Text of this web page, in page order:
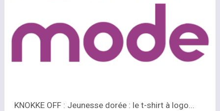
KNOKKE OFF : Jeunesse dorée : le t-shirt à logo...